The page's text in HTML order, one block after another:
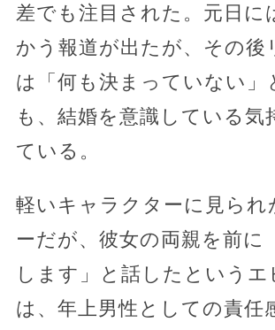
差でも注目された。元日に
かう報道が出たが、その後
は「何も決まっていない」
も、結婚を意識している気
ている。
軽いキャラクターに見られ
ーだが、彼女の両親を前に
します」と話したというエ
は、年上男性としての責任